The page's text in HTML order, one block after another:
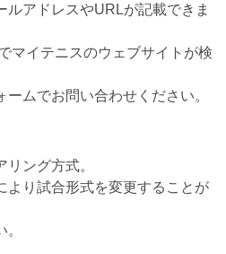
ルアドレスやURLが記載できま
マイテニスのウェブサイトが検
ムでお問い合わせください。
リング方式。
より試合形式を変更することが